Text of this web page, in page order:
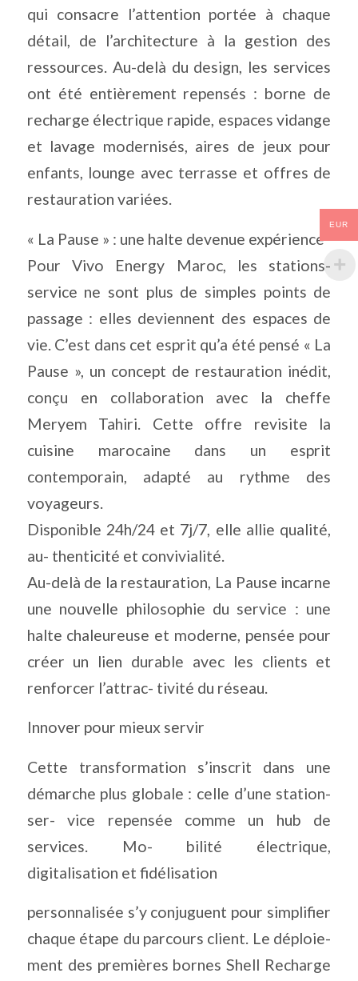
qui consacre l’attention portée à chaque
détail, de l’architecture à la gestion des
ressources. Au-delà du design, les services
ont été entièrement repensés : borne de
recharge électrique rapide, espaces vidange
et lavage modernisés, aires de jeux pour
enfants, lounge avec terrasse et offres de
restauration variées.
« La Pause » : une halte devenue expérience
Pour Vivo Energy Maroc, les stations-
service ne sont plus de simples points de
passage : elles deviennent des espaces de
vie. C’est dans cet esprit qu’a été pensé « La
Pause », un concept de restauration inédit,
conçu en collaboration avec la cheffe
Meryem Tahiri. Cette offre revisite la
cuisine marocaine dans un esprit
contemporain, adapté au rythme des
voyageurs.
Disponible 24h/24 et 7j/7, elle allie qualité,
au- thenticité et convivialité.
Au-delà de la restauration, La Pause incarne
une nouvelle philosophie du service : une
halte chaleureuse et moderne, pensée pour
créer un lien durable avec les clients et
renforcer l’attrac- tivité du réseau.
Innover pour mieux servir
Cette transformation s’inscrit dans une
démarche plus globale : celle d’une station-
ser- vice repensée comme un hub de
services. Mo- bilité électrique,
digitalisation et fidélisation
personnalisée s’y conjuguent pour simplifier
chaque étape du parcours client. Le déploie-
ment des premières bornes Shell Recharge
EUR